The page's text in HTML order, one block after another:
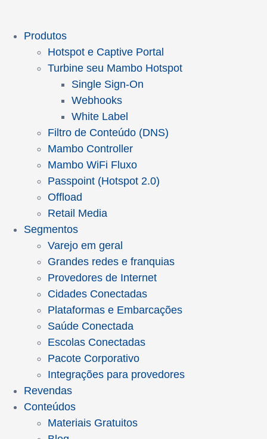
Produtos
Hotspot e Captive Portal
Turbine seu Mambo Hotspot
Single Sign-On
Webhooks
White Label
Filtro de Conteúdo (DNS)
Mambo Controller
Mambo WiFi Fluxo
Passpoint (Hotspot 2.0)
Offload
Retail Media
Segmentos
Varejo em geral
Grandes redes e franquias
Provedores de Internet
Cidades Conectadas
Plataformas e Embarcações
Saúde Conectada
Escolas Conectadas
Pacote Corporativo
Integrações para provedores
Revendas
Conteúdos
Materiais Gratuitos